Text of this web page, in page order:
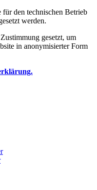
den technischen Betrieb
werden.
gesetzt, um
in anonymisierter Form